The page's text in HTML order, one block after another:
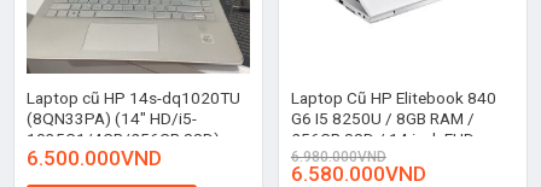
Laptop cũ HP 14s-dq1020TU
(8QN33PA) (14″ HD/i5-
1035G1/4GB/256GB SSD)
6.500.000VND
Laptop Cũ HP Elitebook 840
G6 I5 8250U / 8GB RAM /
256GB SSD / 14 inch FHD
6.980.000VND
6.580.000VND